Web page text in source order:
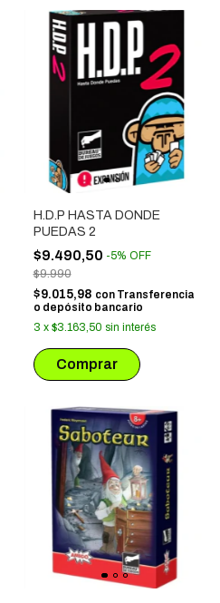
H.D.P HASTA DONDE
PUEDAS 2
$9.490,50 -5% OFF
$9.990
$9.015,98 con Transferencia
o depósito bancario
3 x $3.163,50 sin interés